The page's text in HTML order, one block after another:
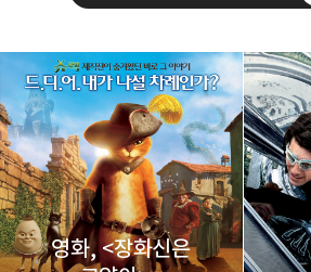
레이니아
다방면의 깊은 관심과 얕은 이해도를 갖춘 보편적
비주류이자 진화하는 영원한 주변인.
구독하기
구독하기 카카오톡
영화, <장화신은